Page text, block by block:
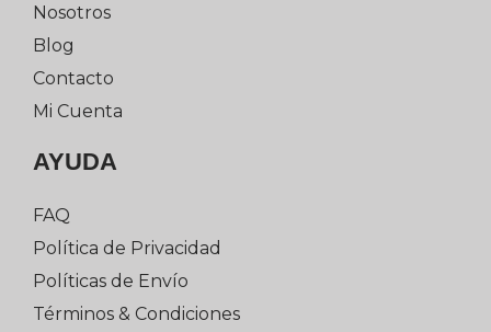
Nosotros
Blog
Contacto
Mi Cuenta
AYUDA
FAQ
Política de Privacidad
Políticas de Envío
Términos & Condiciones